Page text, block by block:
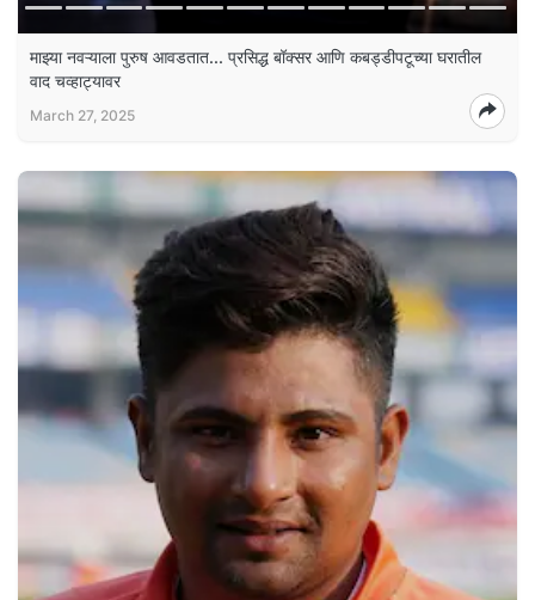
माझ्या नवऱ्याला पुरुष आवडतात... प्रसिद्ध बॉक्सर आणि कबड्डीपटूच्या घरातील
वाद चव्हाट्यावर
March 27, 2025